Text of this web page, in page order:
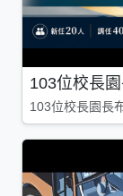
103位校長
103位校長園長